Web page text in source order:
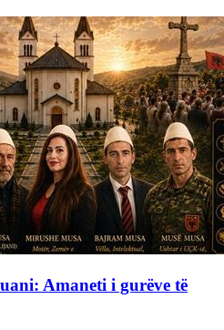
Amaneti i gurëve të